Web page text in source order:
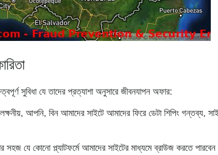
সুবিধা যে তাদের প্রত্যাশা অনুসারে জীবনযাপন অফার:
আপনি, বিন আমাদের সাইটে আমাদের ফিরে ডেটা শিপিং
সহজ যে কোনো প্ল্যাটফর্মে আমাদের সাইটের মাধ্যমে ব্রাউজ করতে